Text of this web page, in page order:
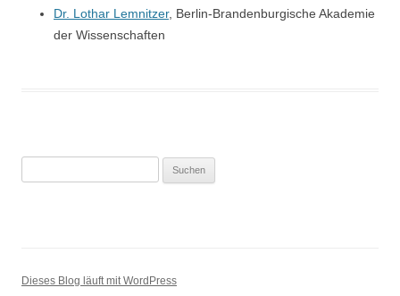
Dr. Lothar Lemnitzer, Berlin-Brandenburgische Akademie
der Wissenschaften
Dieses Blog läuft mit WordPress